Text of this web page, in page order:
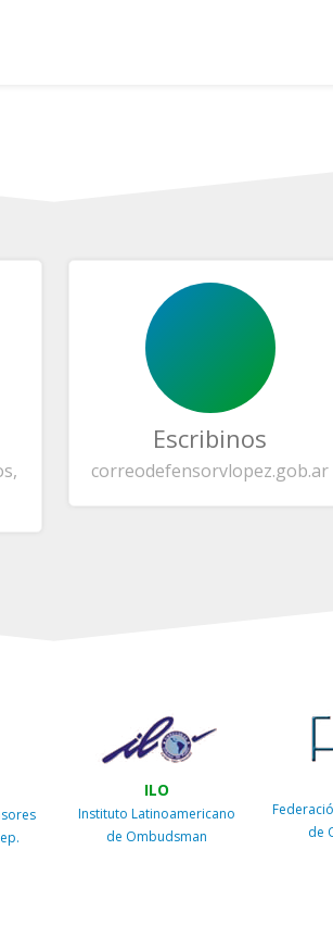
Escribinos
correodefensorvlopez.gob.ar
ILO
Instituto Latinoamericano
de Ombudsman
de